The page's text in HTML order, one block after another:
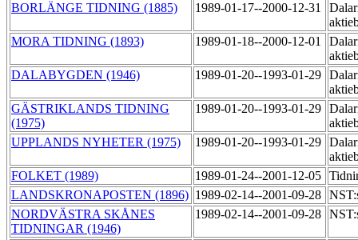
BORLÄNGE TIDNING (1885)
1989-01-17--2000-12-31
MORA TIDNING (1893)
1989-01-18--2000-12-01
DALABYGDEN (1946)
1989-01-20--1993-01-29
GÄSTRIKLANDS TIDNING
(1975)
1989-01-20--1993-01-29
UPPLANDS NYHETER (1975)
1989-01-20--1993-01-29
FOLKET (1989)
1989-01-24--2001-12-05
LANDSKRONAPOSTEN (1896) 1989-02-14--2001-09-28
NORDVÄSTRA SKÅNES
TIDNINGAR (1946)
1989-02-14--2001-09-28